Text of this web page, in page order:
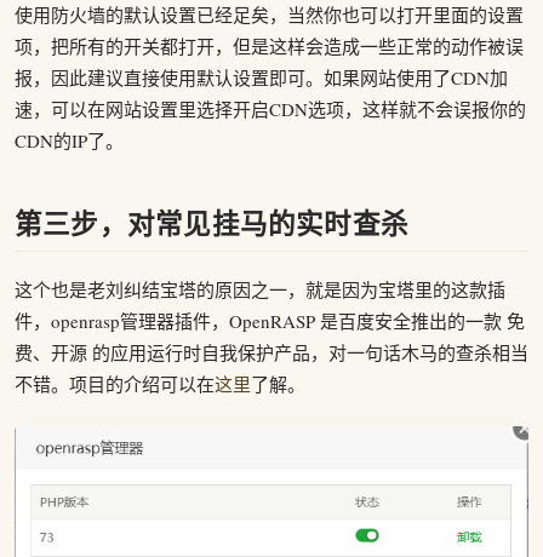
使用防火墙的默认设置已经足矣，当然你也可以打开里面的设置
项，把所有的开关都打开，但是这样会造成一些正常的动作被误
报，因此建议直接使用默认设置即可。如果网站使用了CDN加
速，可以在网站设置里选择开启CDN选项，这样就不会误报你的
CDN的IP了。
第三步，对常见挂马的实时查杀
这个也是老刘纠结宝塔的原因之一，就是因为宝塔里的这款插
件，openrasp管理器插件，OpenRASP 是百度安全推出的一款 免
费、开源 的应用运行时自我保护产品，对一句话木马的查杀相当
不错。项目的介绍可以在这里了解。